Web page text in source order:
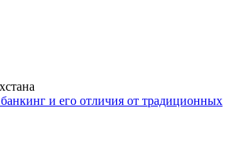
и его отличия от традиционных